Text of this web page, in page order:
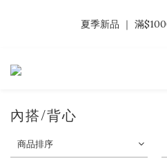
金.ᐟ.ᐟ
夏季新品 ｜ 滿
𝗡𝗮𝗯_𝗚𝗶𝗿𝗹𝘀大量募集中｜於社群
內搭/背心
商品排序